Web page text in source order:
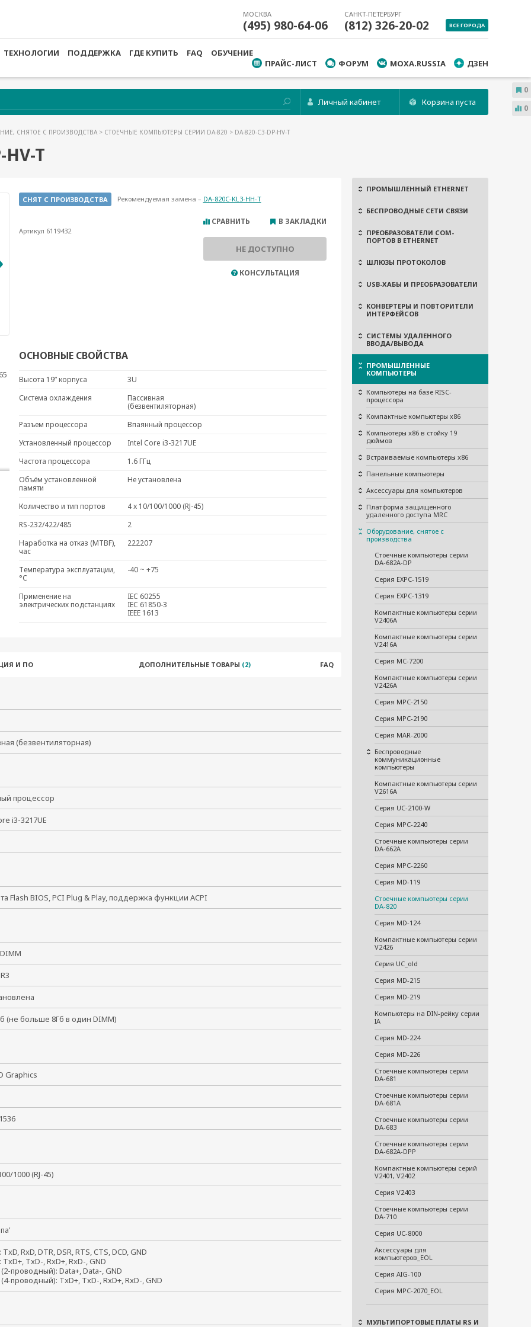
МОСКВА
(495) 980-64-06
САНКТ-ПЕТЕРБУРГ
(812) 326-20-02 ВСЕ ГОРОДА
ТЕХНОЛОГИИ ПОДДЕРЖКА ГДЕ КУПИТЬ FAQ
ОБУЧЕНИЕ
ПРАЙС-ЛИСТ
ФОРУМ MOXA.RUSSIA ДЗЕН
Личный кабинет Корзина пуста
СНЯТОЕ С ПРОИЗВОДСТВА > СТОЕЧНЫЕ КОМПЬЮТЕРЫ СЕРИИ DA-820 > DA-820-C3-DP-HV-T
T
ПРОМЫШЛЕННЫЙ ETHERNET
БЕСПРОВОДНЫЕ СЕТИ СВЯЗИ
ПРЕОБРАЗОВАТЕЛИ COM-
ПОРТОВ В ETHERNET
ШЛЮЗЫ ПРОТОКОЛОВ
USB-ХАБЫ И ПРЕОБРАЗОВАТЕЛИ
КОНВЕРТЕРЫ И ПОВТОРИТЕЛИ
ИНТЕРФЕЙСОВ
СИСТЕМЫ УДАЛЕННОГО
ВВОДА/ВЫВОДА
ПРОМЫШЛЕННЫЕ
КОМПЬЮТЕРЫ
Компьютеры на базе RISC-
процессора
Компактные компьютеры x86
Компьютеры x86 в стойку 19
дюймов
Встраиваемые компьютеры x86
Панельные компьютеры
Аксессуары для компьютеров
Платформа защищенного
удаленного доступа MRC
Оборудование, снятое с
производства
Стоечные компьютеры серии
DA-682A-DP
Серия EXPC-1519
Серия EXPC-1319
Компактные компьютеры серии
V2406A
Компактные компьютеры серии
V2416A
Серия MC-7200
Компактные компьютеры серии
V2426A
Серия MPC-2150
Серия MPC-2190
Серия MAR-2000
Беспроводные
коммуникационные
компьютеры
Компактные компьютеры серии
V2616A
Серия UC-2100-W
Серия MPC-2240
Стоечные компьютеры серии
DA-662A
Серия MPC-2260
Серия MD-119
Стоечные компьютеры серии
DA-820
Серия MD-124
Компактные компьютеры серии
V2426
Cерия UC_old
Серия MD-215
Серия MD-219
Компьютеры на DIN-рейку серии
IA
Серия MD-224
Серия MD-226
Стоечные компьютеры серии
DA-681
Стоечные компьютеры серии
DA-681A
Стоечные компьютеры серии
DA-683
Стоечные компьютеры серии
DA-682A-DPP
Компактные компьютеры серий
V2401, V2402
Серия V2403
Стоечные компьютеры серии
DA-710
Серия UC-8000
Аксессуары для
компьютеров_EOL
Серия AIG-100
Серия MPC-2070_EOL
МУЛЬТИПОРТОВЫЕ ПЛАТЫ RS И
СНЯТ С ПРОИЗВОДСТВА Рекомендуемая замена – DA-820C-KL3-HH-T
Артикул 6119432
СРАВНИТЬ В ЗАКЛАДКИ
НЕ ДОСТУПНО
КОНСУЛЬТАЦИЯ
ОСНОВНЫЕ СВОЙСТВА
Высота 19” корпуса
3U
Система охлаждения
Пассивная
(безвентиляторная)
Разъем процессора
Впаянный процессор
Установленный процессор
Intel Core i3-3217UE
Частота процессора
1.6 ГГц
Объём установленной
памяти
Не установлена
Количество и тип портов
4 x 10/100/1000 (RJ-45)
RS-232/422/485
2
Наработка на отказ (MTBF),
час
222207
Температура эксплуатации,
°C
-40 ~ +75
Применение на
электрических подстанциях
IEC 60255
IEC 61850-3
IEEE 1613
И ПО ДОПОЛНИТЕЛЬНЫЕ ТОВАРЫ (2) FAQ
(безвентиляторная)
процессор
i3-3217UE
Flash BIOS, PCI Plug & Play, поддержка функции ACPI
DIMM
(не больше 8Гб в один DIMM)
Graphics
1000 (RJ-45)
TxD, RxD, DTR, DSR, RTS, CTS, DCD, GND
TxD+, TxD-, RxD+, RxD-, GND
(2-проводный): Data+, Data-, GND
(4-проводный): TxD+, TxD-, RxD+, RxD-, GND
0
0